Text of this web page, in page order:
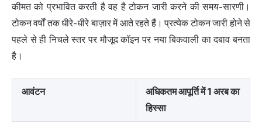
कीमत को प्रभावित करती है वह है टोकन जारी करने की समय-सारणी।
टोकन वर्षों तक धीरे-धीरे बाज़ार में आते रहते हैं। प्रत्येक टोकन जारी होने से
पहले से ही निचले स्तर पर मौजूद कॉइन पर नया बिकवाली का दबाव बनता
है।
आवंटन
अधिकतम आपूर्ति में 1 अरब का
हिस्सा